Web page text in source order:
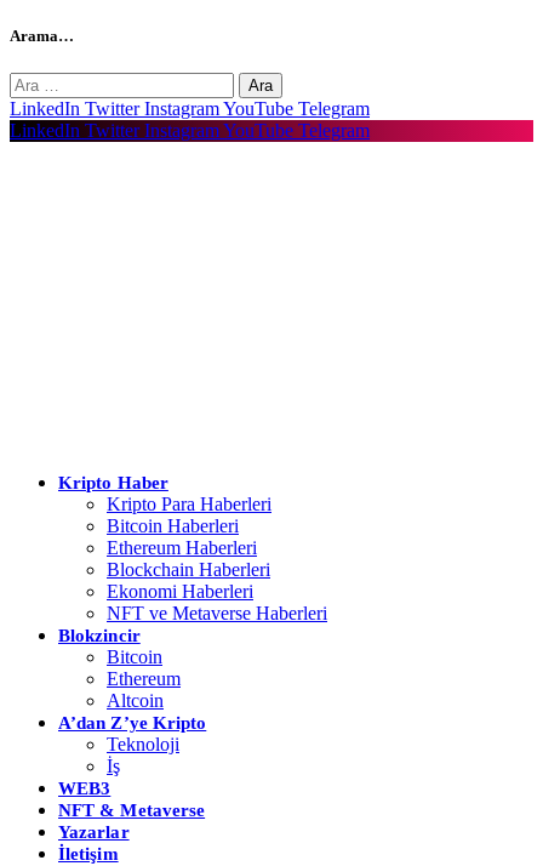
Arama…
Arama:
LinkedIn Twitter InstagramYouTube Telegram
LinkedIn Twitter InstagramYouTube Telegram
Kripto Haber
Kripto Para Haberleri
Bitcoin Haberleri
Ethereum Haberleri
Blockchain Haberleri
Ekonomi Haberleri
NFT ve Metaverse Haberleri
Blokzincir
Bitcoin
Ethereum
Altcoin
A’dan Z’ye Kripto
Teknoloji
İş
WEB3
NFT & Metaverse
Yazarlar
İletişim